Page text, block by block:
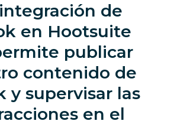
de
en Hootsuite
publicar
contenido de
y supervisar las
en el